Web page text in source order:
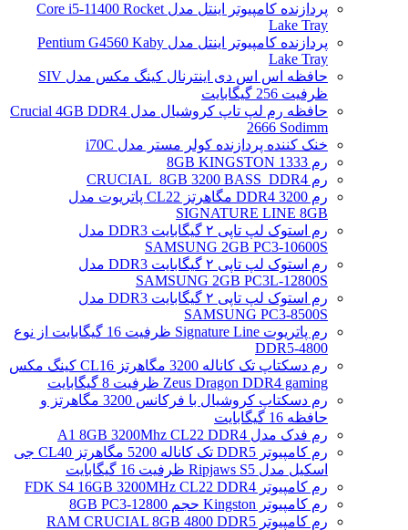
پردازنده کامپیوتر اینتل مدل Core i5-11400 Rocket
Lake Tray
پردازنده کامپیوتر اینتل مدل Pentium G4560 Kaby
Lake Tray
حافظه اس اس دی اینترنال کینگ مکس مدل SIV
ظرفیت 256 گیگابایت
حافظه رم لپ تاپ کروشیال مدل Crucial 4GB DDR4
2666 Sodimm
خنک کننده پردازنده کولر مستر مدل i70C
رم 1333 8GB KINGSTON
رم CRUCIAL_8GB 3200 BASS_DDR4
رم DDR4 3200 مگاهرتز CL22 پاتریوت مدل
SIGNATURE LINE 8GB
رم استوک لپ تاپی ۲ گیگابایت DDR3 مدل
SAMSUNG 2GB PC3-10600S
رم استوک لپ تاپی ۲ گیگابایت DDR3 مدل
SAMSUNG 2GB PC3L-12800S
رم استوک لپ تاپی ۲ گیگابایت DDR3 مدل
SAMSUNG PC3-8500S
رم پاتریوت Signature Line ظرفیت 16 گیگابایت از نوع
DDR5-4800
رم دسکتاپ تک کاناله 3200 مگاهرتز CL16 کینگ مکس
Zeus Dragon DDR4 gaming ظرفیت 8 گیگابایت
رم دسکتاپ کروشیال با فرکانس 3200 مگاهرتز و
حافظه 16 گیگابایت
رم فدک مدل A1 8GB 3200Mhz CL22 DDR4
رم کامپیوتر DDR5 تک کاناله 5200 مگاهرتز CL40 جی
اسکیل مدل Ripjaws S5 ظرفیت 16 گیگابایت
رم کامپیوتر FDK S4 16GB 3200MHz CL22 DDR4
رم کامپیوتر Kingston حجم 8GB PC3-12800
رم کامپیوتر RAM CRUCIAL 8GB 4800 DDR5